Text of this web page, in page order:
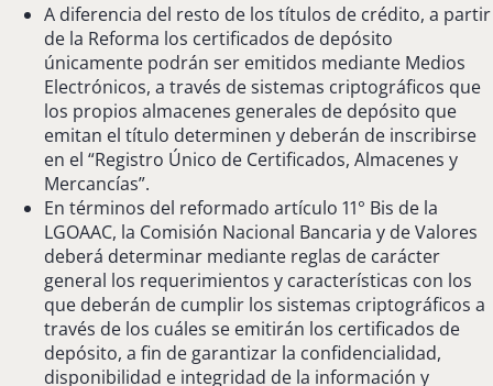
A diferencia del resto de los títulos de crédito, a partir
de la Reforma los certificados de depósito
únicamente podrán ser emitidos mediante Medios
Electrónicos, a través de sistemas criptográficos que
los propios almacenes generales de depósito que
emitan el título determinen y deberán de inscribirse
en el “Registro Único de Certificados, Almacenes y
Mercancías”.
En términos del reformado artículo 11° Bis de la
LGOAAC, la Comisión Nacional Bancaria y de Valores
deberá determinar mediante reglas de carácter
general los requerimientos y características con los
que deberán de cumplir los sistemas criptográficos a
través de los cuáles se emitirán los certificados de
depósito, a fin de garantizar la confidencialidad,
disponibilidad e integridad de la información y